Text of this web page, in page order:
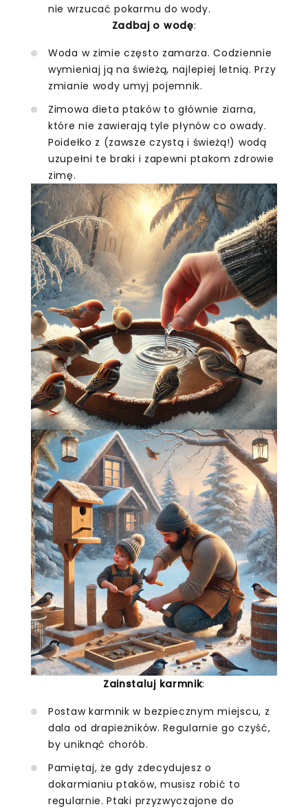
nie wrzucać pokarmu do wody.
Zadbaj o wodę:
Woda w zimie często zamarza. Codziennie
wymieniaj ją na świeżą, najlepiej letnią. Przy
zmianie wody umyj pojemnik.
Zimowa dieta ptaków to głównie ziarna,
które nie zawierają tyle płynów co owady.
Poidełko z (zawsze czystą i świeżą!) wodą
uzupełni te braki i zapewni ptakom zdrowie
zimę.
Zainstaluj karmnik:
Postaw karmnik w bezpiecznym miejscu, z
dala od drapieżników. Regularnie go czyść,
by uniknąć chorób.
Pamiętaj, że gdy zdecydujesz o
dokarmianiu ptaków, musisz robić to
regularnie. Ptaki przyzwyczajone do